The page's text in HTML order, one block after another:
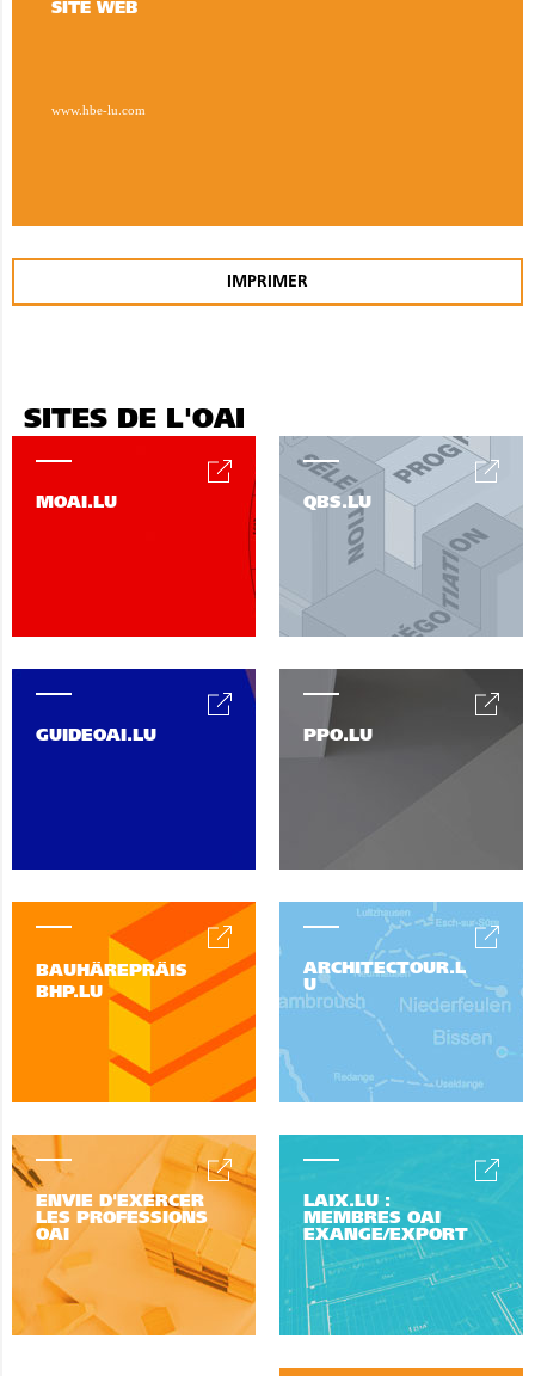
SITE WEB
www.hbe-lu.com
IMPRIMER
SITES DE L'OAI
MOAI.LU QBS.LU
PPO.LU
GUIDEOAI.LU
BAUHÄREPRÄIS
BHP.LU
ARCHITECTOUR.L
U
ENVIE D'EXERCER
LES PROFESSIONS
OAI
LAIX.LU :
MEMBRES OAI
EXANGE/EXPORT